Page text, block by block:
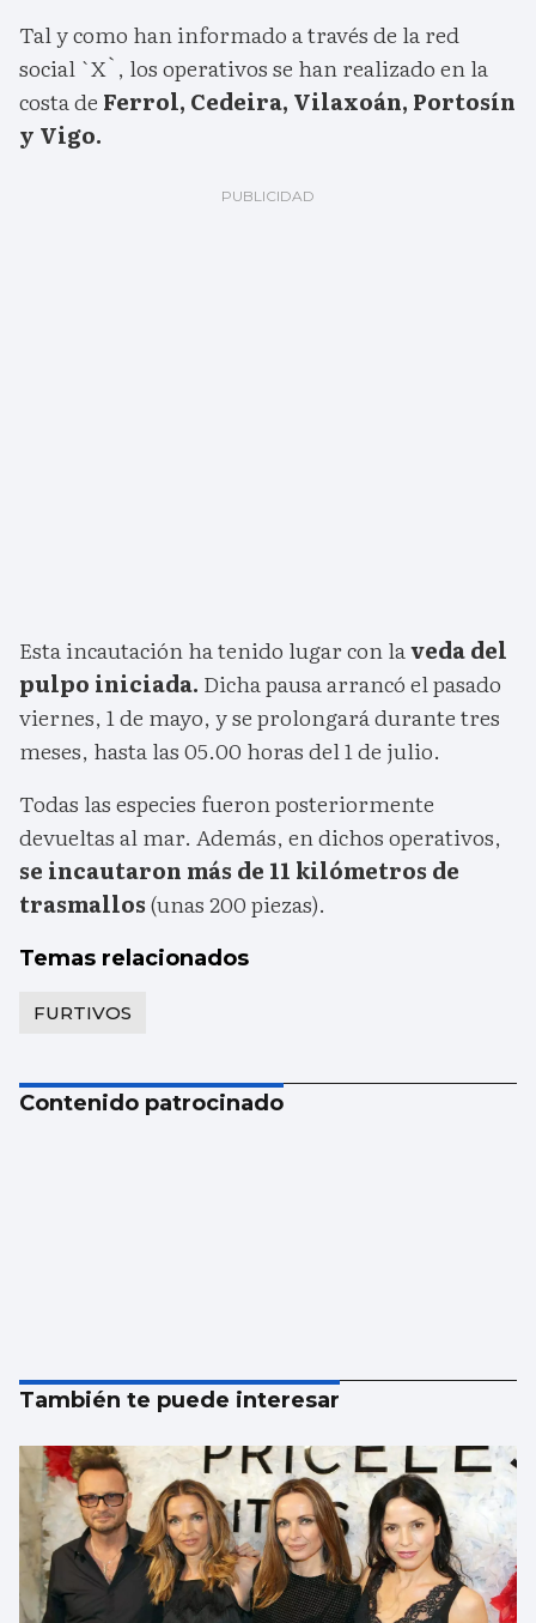
Tal y como han informado a través de la red
social `X`, los operativos se han realizado en la
costa de Ferrol, Cedeira, Vilaxoán, Portosín
y Vigo.
Esta incautación ha tenido lugar con laveda del
pulpo iniciada. Dicha pausa arrancó el pasado
viernes, 1 de mayo, y se prolongará durante tres
meses, hasta las 05.00 horas del 1 de julio.
Todas las especies fueron posteriormente
devueltas al mar. Además, en dichos operativos,
se incautaron más de 11 kilómetros de
trasmallos(unas 200 piezas).
Temas relacionados
FURTIVOS
Contenido patrocinado
También te puede interesar